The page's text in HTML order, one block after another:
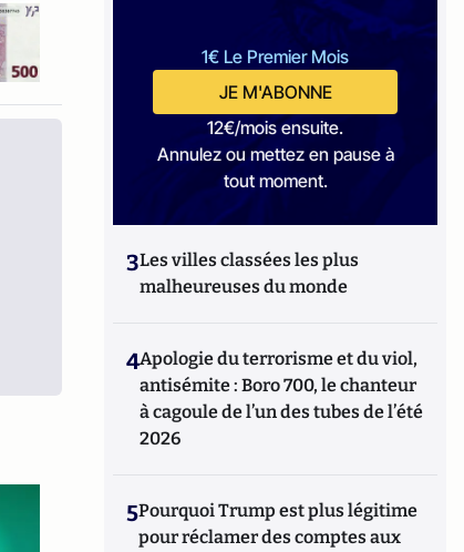
1€ Le Premier Mois
JE M'ABONNE
12€/mois ensuite.
Annulez ou mettez en pause à
tout moment.
3Les villes classées les plus
malheureuses du monde
4Apologie du terrorisme et du viol,
antisémite : Boro 700, le chanteur
à cagoule de l’un des tubes de l’été
2026
5Pourquoi Trump est plus légitime
pour réclamer des comptes aux